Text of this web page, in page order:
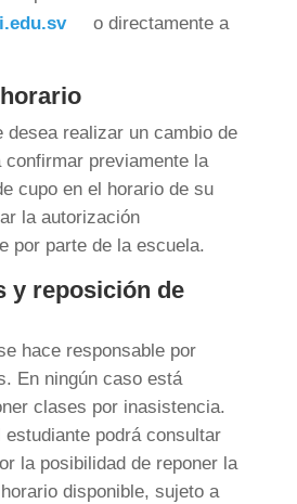
o directamente a
desea realizar un cambio de
confirmar previamente la
cupo en el horario de su
la autorización
por parte de la escuela.
y reposición de
hace responsable por
En ningún caso está
clases por inasistencia.
estudiante podrá consultar
la posibilidad de reponer la
disponible, sujeto a